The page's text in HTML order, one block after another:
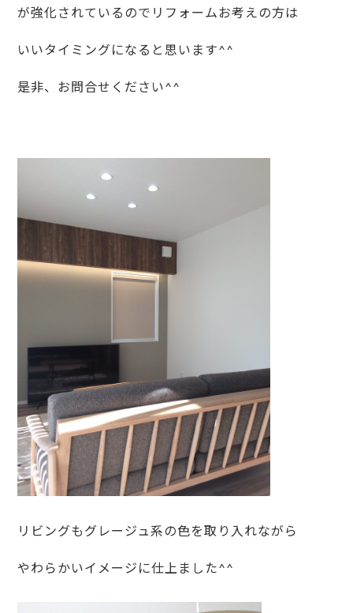
が強化されているのでリフォームお考えの方は
いいタイミングになると思います^^
是非、お問合せください^^
リビングもグレージュ系の色を取り入れながら
やわらかいイメージに仕上ました^^